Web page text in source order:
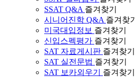
SSAT Q&A 즐겨찾기
시니어진학 Q&A 즐겨찾기
미국대입정보 즐겨찾기
신입스펙평가 즐겨찾기
SAT 자료게시판 즐겨찾기
SAT 실전문법 즐겨찾기
SAT 보카외우기
즐겨찾기